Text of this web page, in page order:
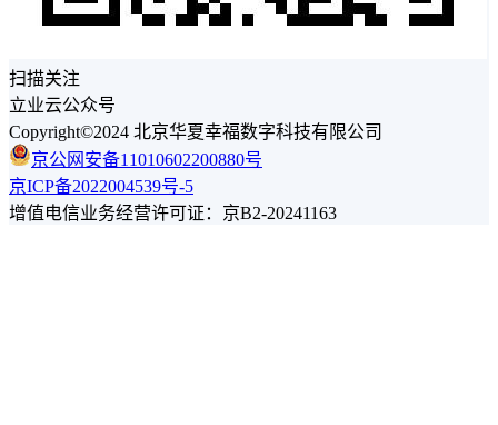
扫描关注
立业云公众号
Copyright©2024 北京华夏幸福数字科技有限公司
京公网安备11010602200880号
京ICP备2022004539号-5
增值电信业务经营许可证：京B2-20241163